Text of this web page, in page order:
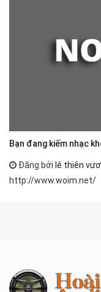
Bạn đang kiếm nhạc
Đăng bởi lê thiên
http://www.woim.net/